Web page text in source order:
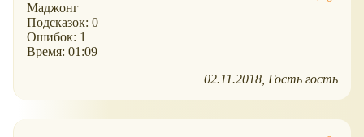
Маджонг
Подсказок: 0
Ошибок: 1
Время: 01:09
02.11.2018 Гость гость